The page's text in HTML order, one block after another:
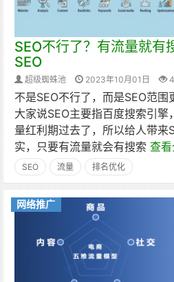
SEO不行了？有流量就有
SEO
超级蜘蛛池 2023年10月01日
不是SEO不行了，而是SEO范
大家说SEO主要指百度搜索引
量红利期过去了，所以给人带来
实，只要有流量就会有搜索 查
SEO 流量 排名优化
网络推广